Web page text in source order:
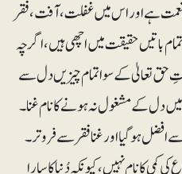
ہے اور اس میں غفلت ، آفت، فقر
باتیں حقیقت میں اچھی ہیں، اگرچہ
تعالیٰ کے سوا تمام چیزیں دل سے
میں دل کے مشغول نہ ہونے کا نام غنا۔
افضل ہوگیا اور غنا فقر سے فروتر۔
کمی کا نام نہیں، کیونکہ دُنیا کا سارا